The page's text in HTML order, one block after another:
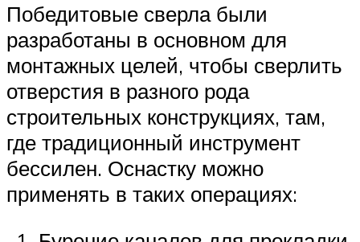
Победитовые сверла были
разработаны в основном для
монтажных целей, чтобы сверлить
отверстия в разного рода
строительных конструкциях, там,
где традиционный инструмент
бессилен. Оснастку можно
применять в таких операциях: